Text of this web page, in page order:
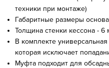
техники при монтаже)
Габаритные размеры
Толщина стенки кессона - 6
В комплекте
которая исключает
Муфта подходит для